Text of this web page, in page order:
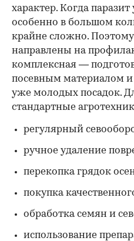
характер. Когда
особенно в большом
крайне сложно. Поэтому
направлены на
комплексная —
посевным материалом
уже молодых посадок.
стандартные
регулярный
ручное удаление
перекопка грядок
покупка
обработка семян и
использование